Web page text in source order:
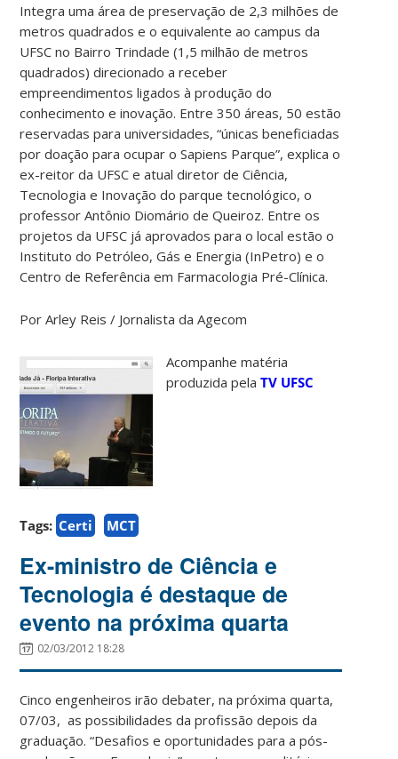
Integra uma área de preservação de 2,3 milhões de
metros quadrados e o equivalente ao campus da
UFSC no Bairro Trindade (1,5 milhão de metros
quadrados) direcionado a receber
empreendimentos ligados à produção do
conhecimento e inovação. Entre 350 áreas, 50 estão
reservadas para universidades, “únicas beneficiadas
por doação para ocupar o Sapiens Parque”, explica o
ex-reitor da UFSC e atual diretor de Ciência,
Tecnologia e Inovação do parque tecnológico, o
professor Antônio Diomário de Queiroz. Entre os
projetos da UFSC já aprovados para o local estão o
Instituto do Petróleo, Gás e Energia (InPetro) e o
Centro de Referência em Farmacologia Pré-Clínica.
Por Arley Reis / Jornalista da Agecom
Acompanhe matéria
produzida pelaTV UFSC
Tags: Certi MCT
Ex-ministro de Ciência e
Tecnologia é destaque de
evento na próxima quarta
02/03/2012 18:28
Cinco engenheiros irão debater, na próxima quarta,
07/03, as possibilidades da profissão depois da
graduação. “Desafios e oportunidades para a pós-